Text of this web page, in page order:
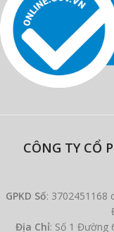
CÔNG TY CỔ
GPKD Số: 3702451168
Địa Chỉ: Số 1 Đường